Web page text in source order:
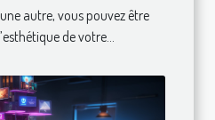
autre, vous pouvez être
de votre...